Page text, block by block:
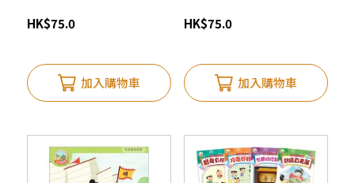
HK$75.0
加入購物車
HK$75.0
加入購物車